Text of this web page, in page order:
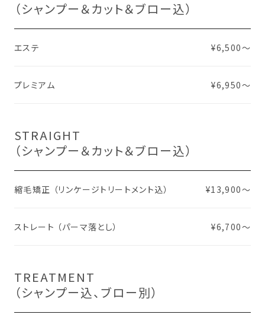
（シャンプー＆カット＆ブロー込）
エステ ¥6,500〜
プレミアム ¥6,950〜
STRAIGHT
（シャンプー＆カット＆ブロー込）
縮毛矯正 （リンケージトリートメント込） ¥13,900～
ストレート （パーマ落とし） ¥6,700～
TREATMENT
（シャンプー込、ブロー別）